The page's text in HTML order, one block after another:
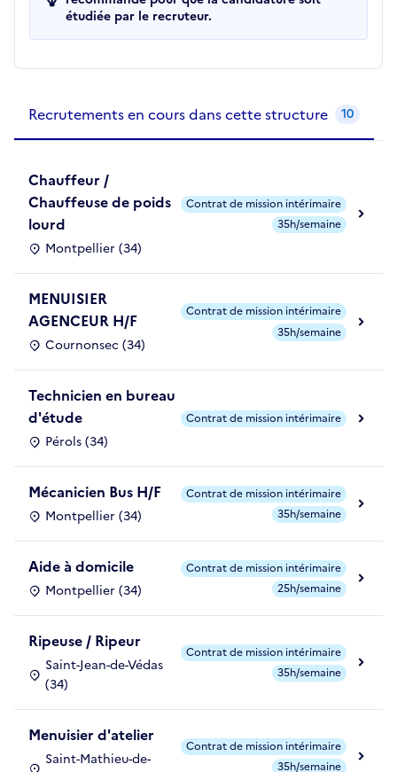
étudiée par le recruteur.
Recrutements en cours dans cette structure 10
Chauffeur /
Chauffeuse de poids
lourd
Montpellier (34)
Contrat de mission intérimaire
35h/semaine
MENUISIER
AGENCEUR H/F
Cournonsec (34)
Contrat de mission intérimaire
35h/semaine
Technicien en bureau
d'étude
Pérols (34)
Contrat de mission intérimaire
Mécanicien Bus H/F
Montpellier (34)
Contrat de mission intérimaire
35h/semaine
Aide à domicile
Montpellier (34)
Contrat de mission intérimaire
25h/semaine
Ripeuse / Ripeur
Saint-Jean-de-Védas
(34)
Contrat de mission intérimaire
35h/semaine
Menuisier d'atelier
Saint-Mathieu-de-
Contrat de mission intérimaire
35h/semaine